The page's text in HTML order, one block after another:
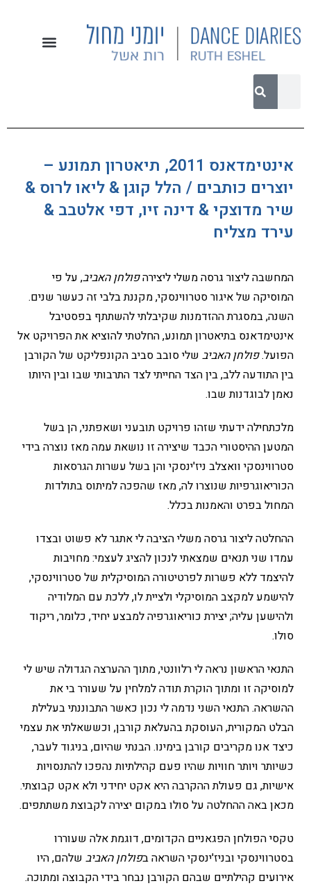
אינטימדאנס 2011, תיאטרון תמונע –
יוצרים כותבים / הלל קוגן & ליאו לרוס &
שיר מדוצקי & דינה זיו, דפי אלטבב &
עירד מצליח
המחשבה ליצור גרסה משלי ליצירהפולחן האביב, על פי
המוסיקה של איגור סטרווינסקי, מקננת בלבי זה כעשר שנים.
השנה, במסגרת ההזדמנות שקיבלתי להשתתף בפסטיבל
אינטימדאנס בתיאטרון תמונע, החלטתי להוציא את הפרויקט אל
הפועל.פולחן האביב שלי סובב סביב הקונפליקט של הקורבן
בין התודעה ללב, בין הצד החייתי לצד התרבותי שבו ובין היותו
נאמן לבוגדנות שבו.
מלכתחילה ידעתי שזהו פרויקט תובעני ושאפתני, הן בשל
המטען ההיסטורי הכבד שיצירה זו נושאת עמה מאז נוצרה בידי
סטרווינסקי וואצלב ניז'ינסקי והן בשל עשרות הגרסאות
הכוריאוגרפיות שנוצרו לה, מאז שהפכה למיתוס בתולדות
המחול בפרט והאמנות בכלל.
ההחלטה ליצור גרסה משלי הציבה לי אתגר לא פשוט ובצדו
עמדו שני תנאים שמצאתי לנכון להציג לעצמי: מחויבות
להיצמד ללא פשרות לפרטיטורה המוסיקלית של סטרווינסקי,
להישמע למקצב המוסיקלי ולציית לו, ללכת עם המלודיה
ולהישען עליה; יצירת כוריאוגרפיה למבצע יחיד, כלומר, ריקוד
סולו.
התנאי הראשון נראה לי רלוונטי, מתוך ההערצה הגדולה שיש לי
למוסיקה זו ומתוך הוקרת תודה למלחין על שעורר בי את
ההשראה. התנאי השני נדמה לי נכון כאשר התבוננתי בעלילת
הבלט המקורית, העוסקת בהעלאת קורבן, וכששאלתי את עצמי
כיצד אנו מקריבים קורבן בימינו. הבנתי שהיום, בניגוד לעבר,
כשיותר ויותר חוויות שהיו פעם קהילתיות נהפכו להתנסויות
אישיות, גם פעולת ההקרבה היא אקט יחידני ולא אקט קבוצתי.
מכאן באה ההחלטה על סולו במקום יצירה לקבוצת משתתפים.
טקסי הפולחן הפגאניים הקדומים, דוגמת אלה שעוררו
בסטרווינסקי ובניז'ינסקי השראה בפולחן האביב שלהם, היו
אירועים קהילתיים שבהם הקורבן נבחר בידי הקבוצה ומתוכה.